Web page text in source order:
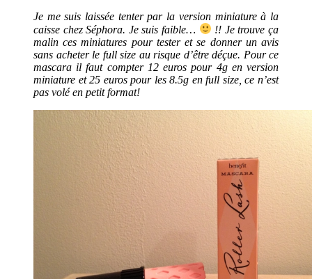
Je me suis laissée tenter par la version miniature à la
caisse chez Séphora. Je suis faible…
!! Je trouve ça
malin ces miniatures pour tester et se donner un avis
sans acheter le full size au risque d’être déçue. Pour ce
mascara il faut compter 12 euros pour 4g en version
miniature et 25 euros pour les 8.5g en full size, ce n’est
pas volé en petit format!